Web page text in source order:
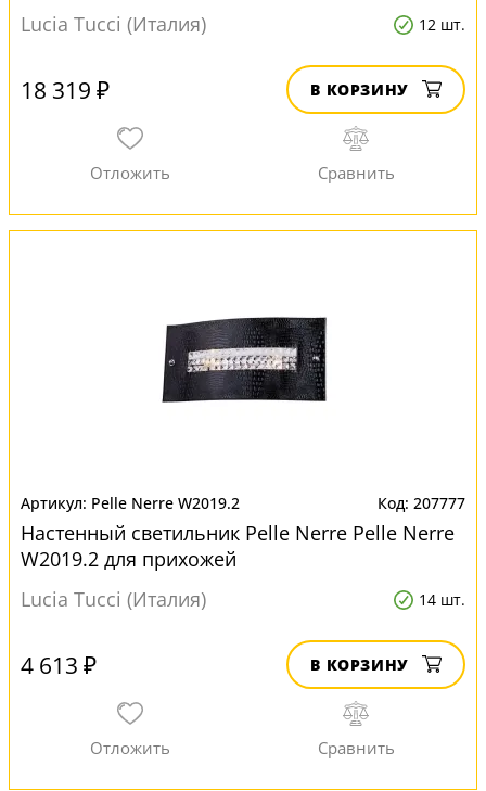
Lucia Tucci (Италия)
12 шт.
18 319 ₽ В КОРЗИНУ
Pelle Nerre W2019.2 207777
Настенный светильник Pelle Nerre Pelle Nerre
W2019.2 для прихожей
Lucia Tucci (Италия)
14 шт.
4 613 ₽ В КОРЗИНУ